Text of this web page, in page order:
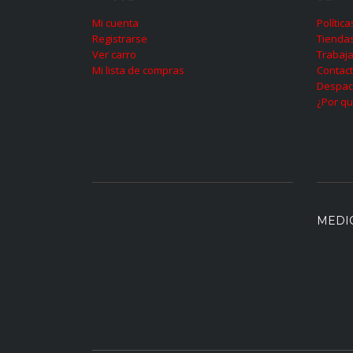
Mi cuenta
Registrarse
Ver carro
Mi lista de compras
¿Por